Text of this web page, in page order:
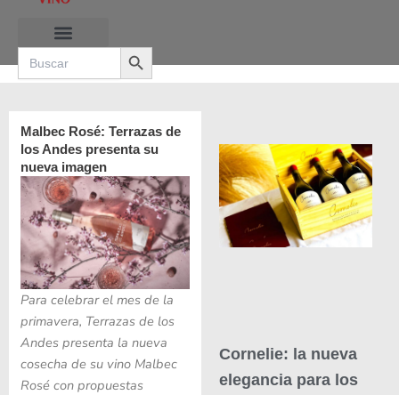
contenido
Search
for:
Search Button
Malbec Rosé: Terrazas de
los Andes presenta su
nueva imagen
Para celebrar el mes de la
primavera, Terrazas de los
Andes presenta la nueva
cosecha de su vino Malbec
Rosé con propuestas
Cornelie: la nueva
elegancia para los